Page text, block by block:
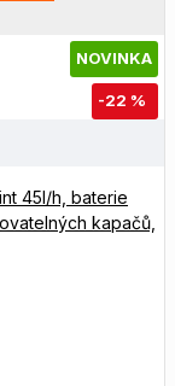
NOVINKA
-22 %
45l/h, baterie
kapačů,